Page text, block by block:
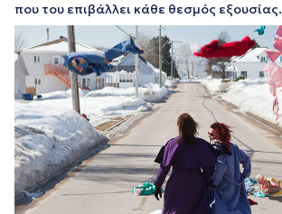
που του επιβάλλει κάθε θεσμός εξουσίας.